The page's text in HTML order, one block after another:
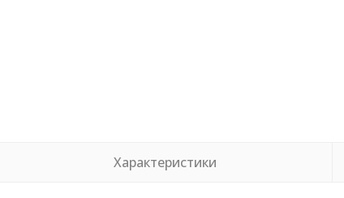
Характеристики